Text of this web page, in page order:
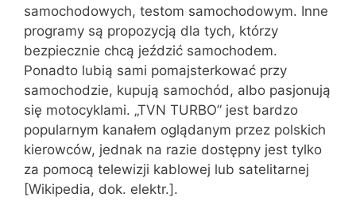
samochodowych, testom samochodowym. Inne
programy są propozycją dla tych, którzy
bezpiecznie chcą jeździć samochodem.
Ponadto lubią sami pomajsterkować przy
samochodzie, kupują samochód, albo pasjonują
się motocyklami. „TVN TURBO” jest bardzo
popularnym kanałem oglądanym przez polskich
kierowców, jednak na razie dostępny jest tylko
za pomocą telewizji kablowej lub satelitarnej
[Wikipedia, dok. elektr.].